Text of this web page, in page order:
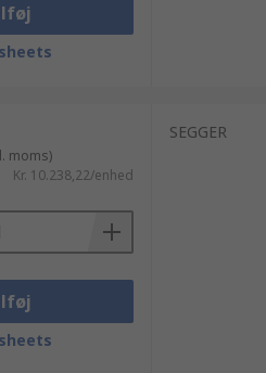
moms)
Kr. 10.238,22/enhed
SEGGER